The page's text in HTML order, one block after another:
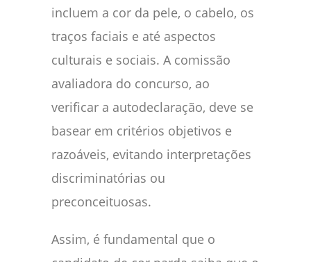
incluem a cor da pele, o cabelo, os
traços faciais e até aspectos
culturais e sociais. A comissão
avaliadora do concurso, ao
verificar a autodeclaração, deve se
basear em critérios objetivos e
razoáveis, evitando interpretações
discriminatórias ou
preconceituosas.
Assim, é fundamental que o